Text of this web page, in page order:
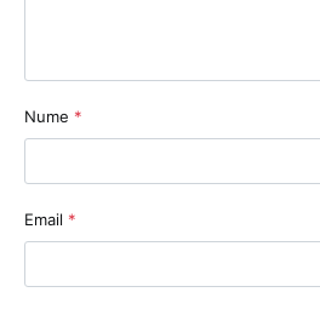
Nume *
Email *